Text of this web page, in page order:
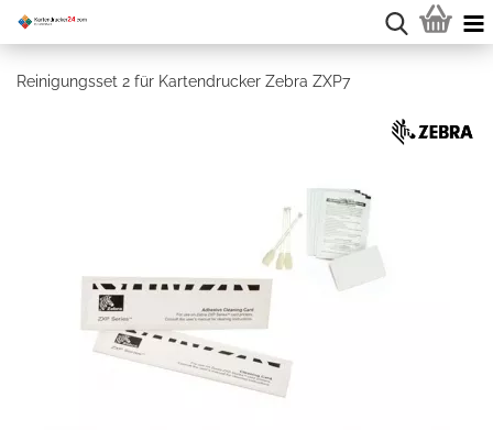
Reinigungsset 2 für Kartendrucker Zebra ZXP7